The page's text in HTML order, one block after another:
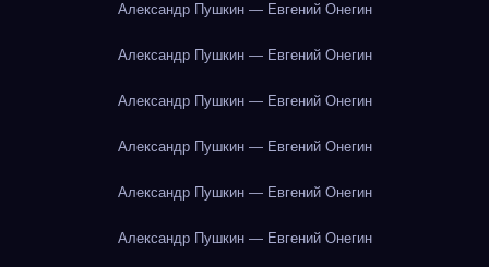
Александр Пушкин — Евгений Онегин
Александр Пушкин — Евгений Онегин
Александр Пушкин — Евгений Онегин
Александр Пушкин — Евгений Онегин
Александр Пушкин — Евгений Онегин
Александр Пушкин — Евгений Онегин